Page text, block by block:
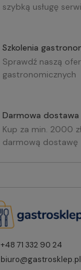
szybką usługę
Szkolenia
Sprawdź naszą
gastronomicznych
Darmowa dostawa
Kup za min. 2000
darmową dostawę
+48 71 332 90 24
biuro@gastrosklep.pl